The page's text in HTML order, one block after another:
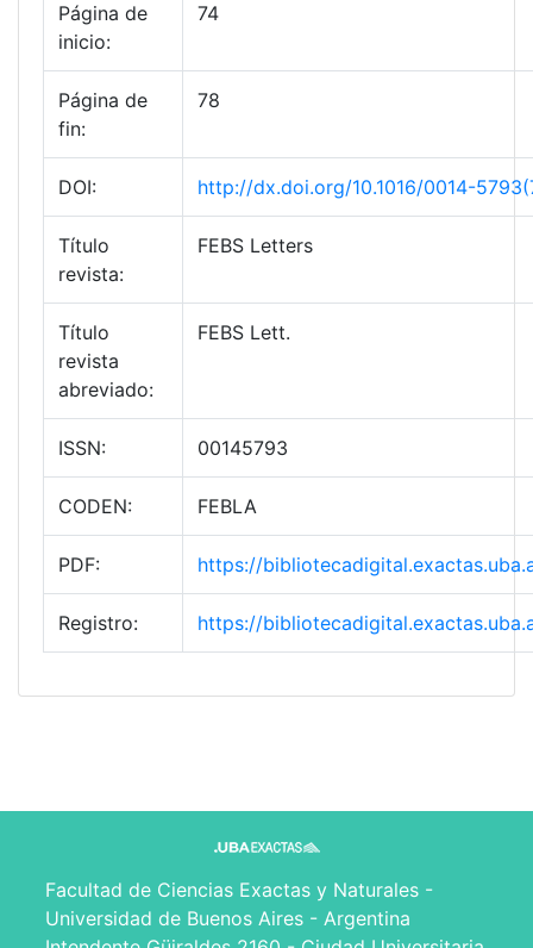
Página de
inicio:
74
Página de
fin:
78
DOI: http://dx.doi.org/10.1016/0014-
Título
revista:
FEBS Letters
Título
revista
abreviado:
FEBS Lett.
ISSN: 00145793
CODEN: FEBLA
PDF: https://
Registro: https://
Facultad de Ciencias Exactas y Naturales -
Universidad de Buenos Aires - Argentina